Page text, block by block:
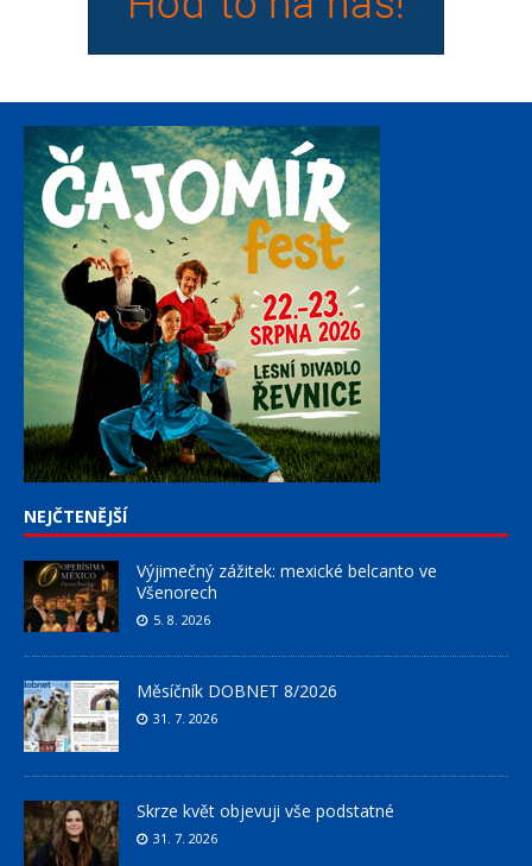
NEJČTENĚJŠÍ
Výjimečný zážitek: mexické belcanto ve
Všenorech
5. 8. 2026
Měsíčník DOBNET 8/2026
31. 7. 2026
Skrze květ objevuji vše podstatné
31. 7. 2026